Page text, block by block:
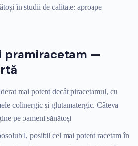
în studii de calitate: aproape
pramiracetam —
mai potent decât piracetamul, cu
colinergic și glutamatergic. Câteva
pe oameni sănătoși
posibil cel mai potent racetam în